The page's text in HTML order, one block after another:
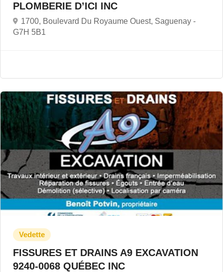
PLOMBERIE D’ICI INC
1700, Boulevard Du Royaume Ouest, Saguenay -
G7H 5B1
FISSURES ET DRAINS A9 EXCAVATION
9240-0068 QUÉBEC INC